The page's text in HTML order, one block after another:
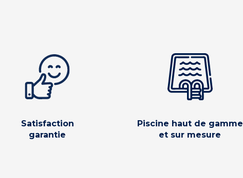
Satisfaction
garantie
Piscine haut de gamme
et sur mesure